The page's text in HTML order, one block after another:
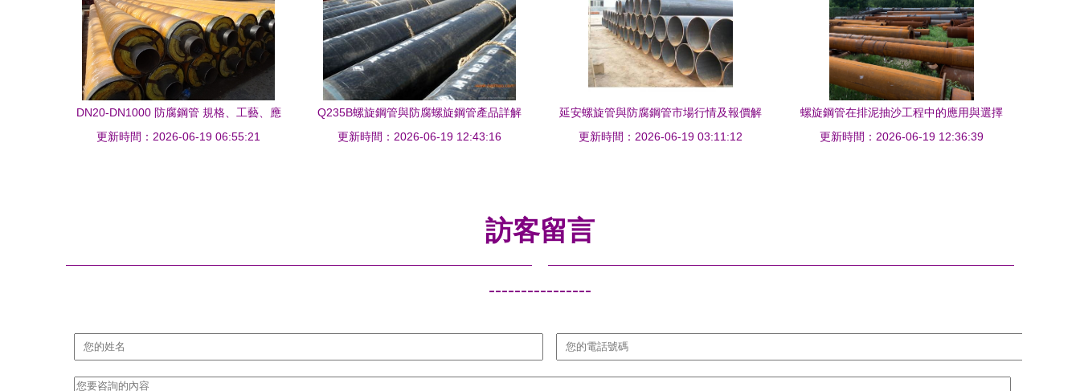
DN20-DN1000 防腐鋼管 規格、工藝、應
用與選擇指南
更新時間：2026-06-19 06:55:21
Q235B螺旋鋼管與防腐螺旋鋼管產品詳解
現貨供應，品質保障
更新時間：2026-06-19 12:43:16
延安螺旋管與防腐鋼管市場行情及報價解
析
更新時間：2026-06-19 03:11:12
螺旋鋼管在排泥抽沙工程中的應用與選擇
以DN600厚壁螺旋鋼管及河北碧恒管道為
更新時間：2026-06-19 12:36:39
訪客留言
----------------